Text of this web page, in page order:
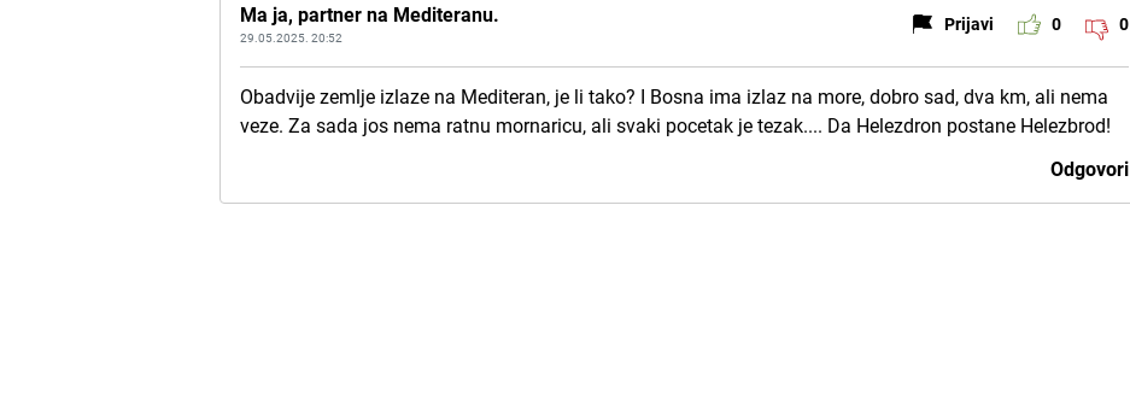
Ma ja, partner na Mediteranu.
29.05.2025. 20:52
Prijavi 0 0
Obadvije zemlje izlaze na Mediteran, je li tako? I Bosna ima izlaz na more, dobro sad, dva km, ali nema
veze. Za sada jos nema ratnu mornaricu, ali svaki pocetak je tezak.... Da Helezdron postane Helezbrod!
Odgovori